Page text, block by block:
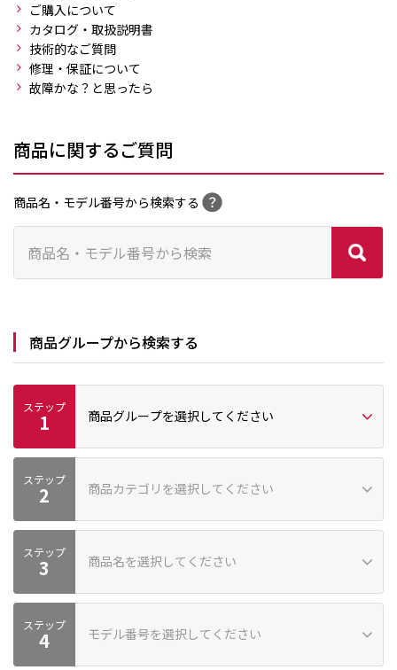
ご購入について
カタログ・取扱説明書
技術的なご質問
修理・保証について
故障かな？と思ったら
商品に関するご質問
商品名・モデル番号から検索する
商品グループから検索する
ステップ
1 商品グループを選択してください
プロ向け 家庭向け
ステップ
2 商品カテゴリを選択してください
商品カテゴリーが見つかりません
ステップ
3 商品名を選択してください
商品が見つかりません
ステップ
4 モデル番号を選択してください